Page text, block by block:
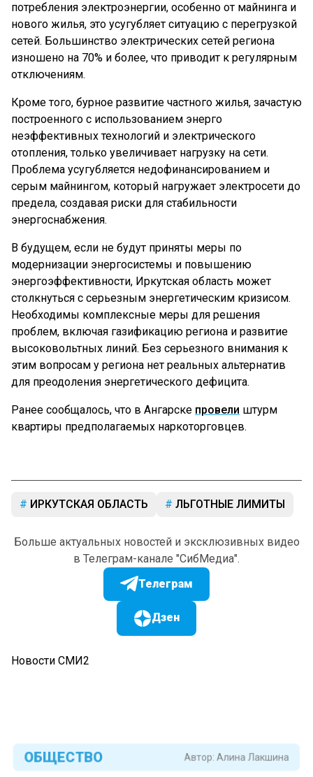
потребления электроэнергии, особенно от майнинга и
нового жилья, это усугубляет ситуацию с перегрузкой
сетей. Большинство электрических сетей региона
изношено на 70% и более, что приводит к регулярным
отключениям.
Кроме того, бурное развитие частного жилья, зачастую
построенного с использованием энерго
неэффективных технологий и электрического
отопления, только увеличивает нагрузку на сети.
Проблема усугубляется недофинансированием и
серым майнингом, который нагружает электросети до
предела, создавая риски для стабильности
энергоснабжения.
В будущем, если не будут приняты меры по
модернизации энергосистемы и повышению
энергоэффективности, Иркутская область может
столкнуться с серьезным энергетическим кризисом.
Необходимы комплексные меры для решения
проблем, включая газификацию региона и развитие
высоковольтных линий. Без серьезного внимания к
этим вопросам у региона нет реальных альтернатив
для преодоления энергетического дефицита.
Ранее сообщалось, что в Ангарске провели штурм
квартиры предполагаемых наркоторговцев.
ИРКУТСКАЯ ОБЛАСТЬ ЛЬГОТНЫЕ ЛИМИТЫ
Больше актуальных новостей и эксклюзивных видео
в Телеграм-канале "СибМедиа".
Телеграм
Дзен
Новости СМИ2
Автор: Алина Лакшина
ОБЩЕСТВО